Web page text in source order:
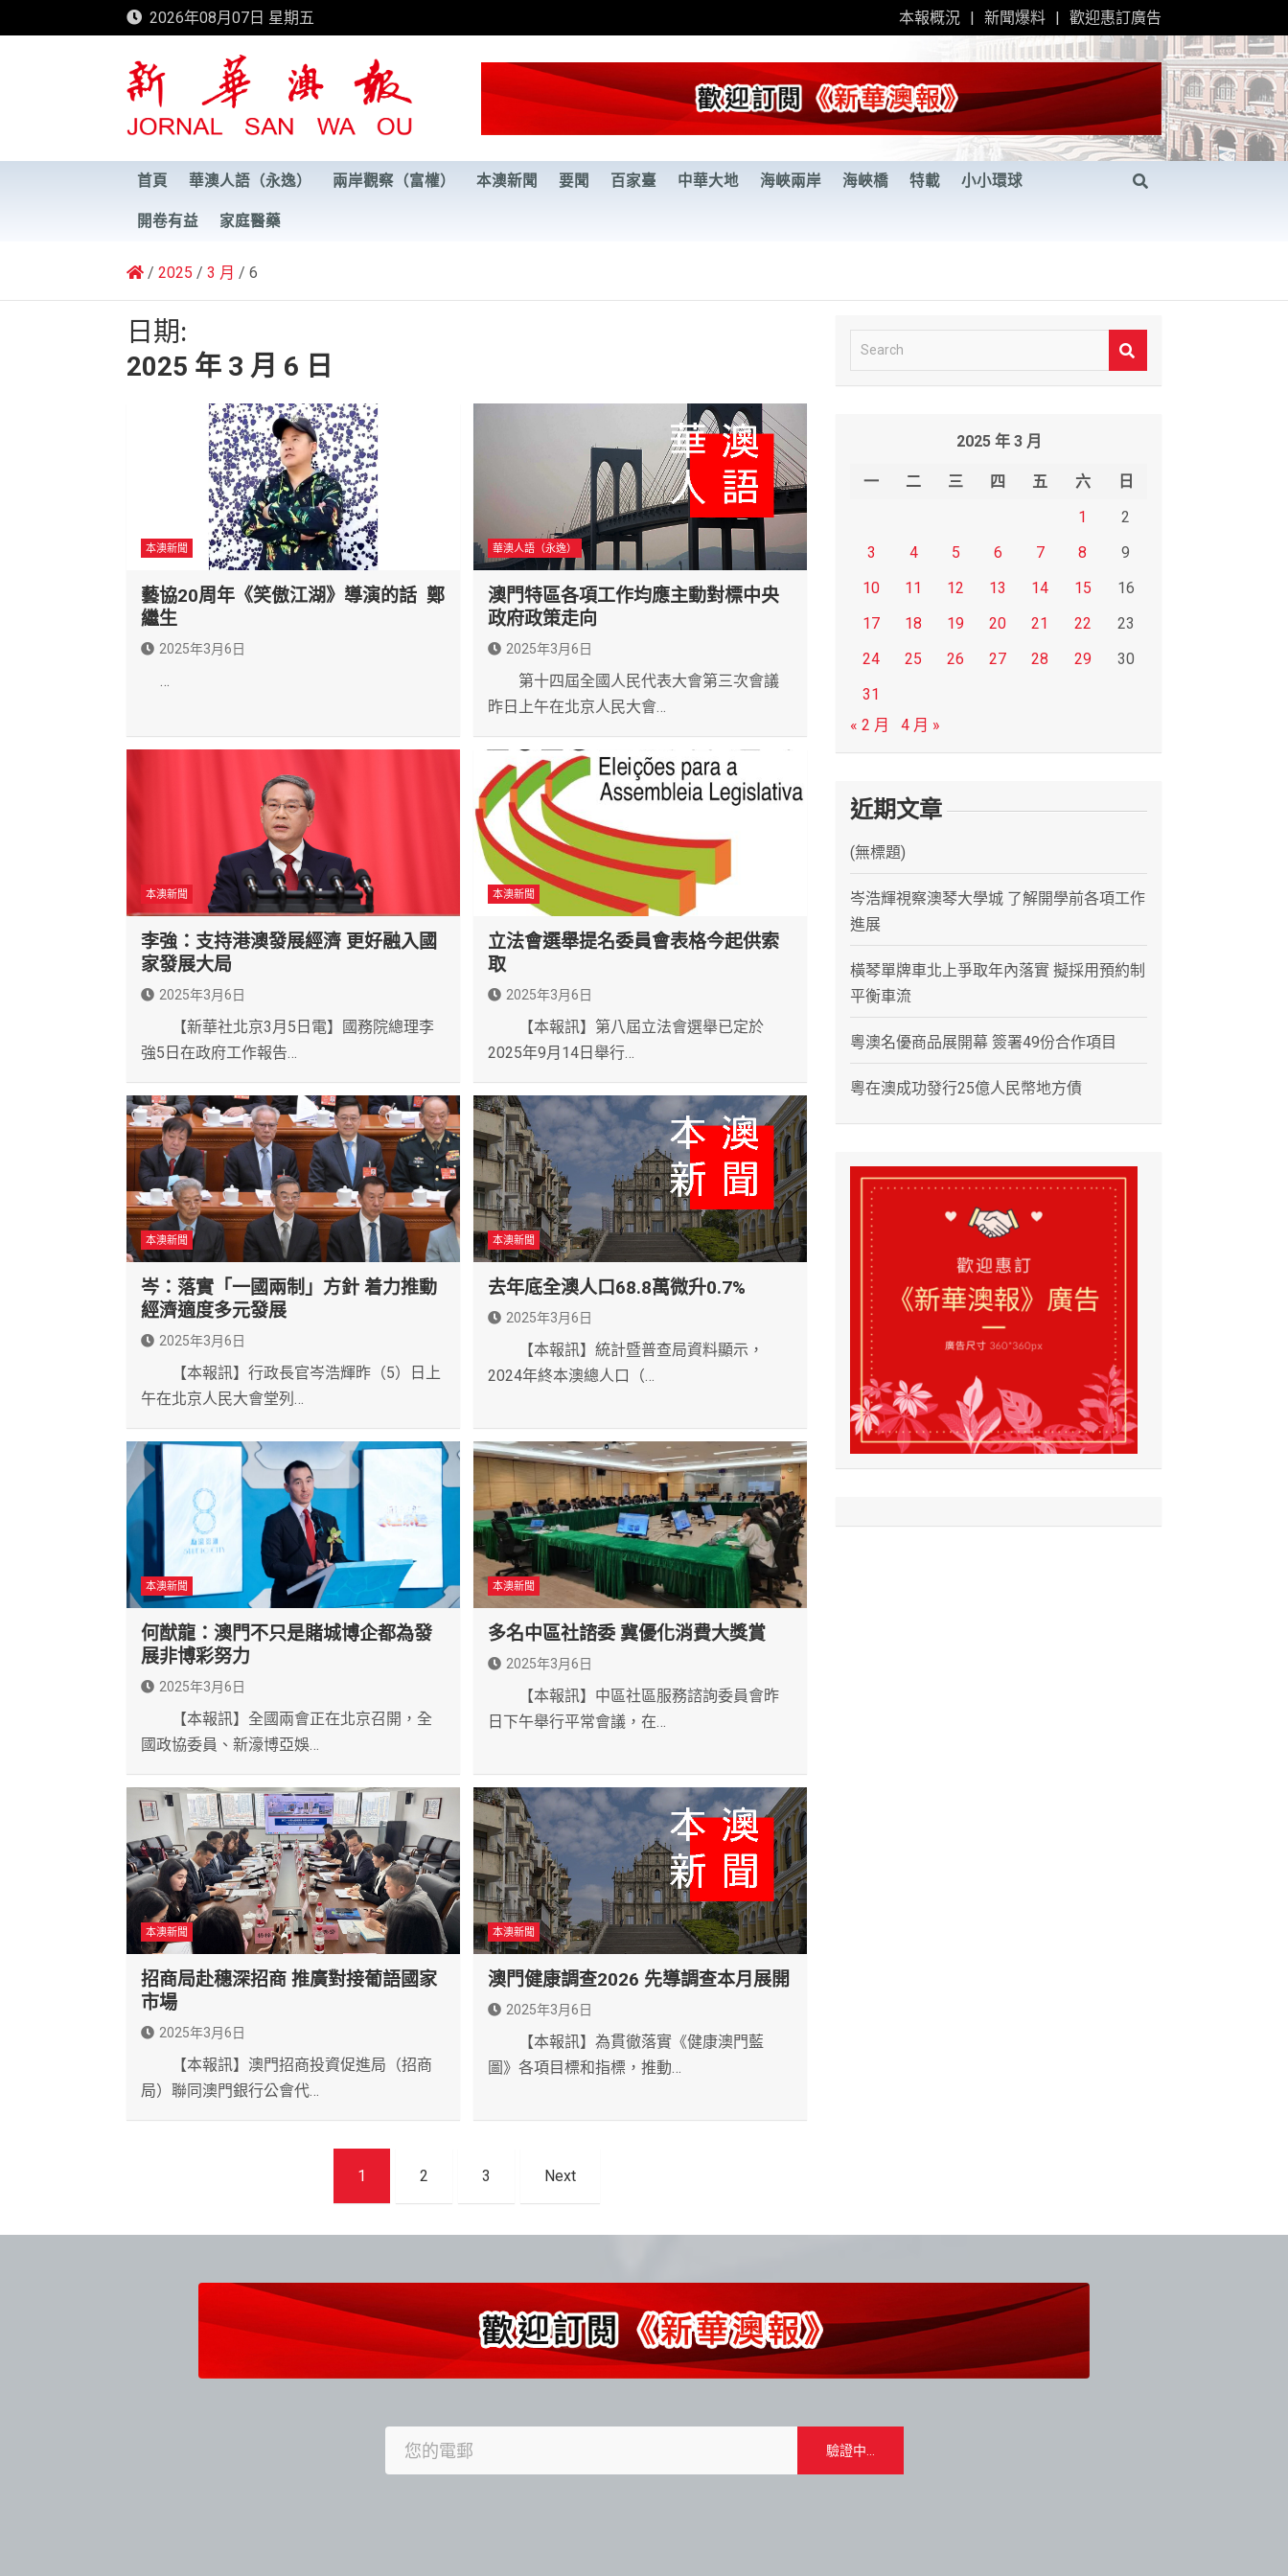
to
2026年08月07日 星期五 本報概況 新聞爆料 歡迎惠訂廣告
新華澳報
首頁 華澳人語（永逸） 兩岸觀察（富權） 本澳新聞 要聞 百家臺 中華大地 海峽兩岸 海峽橋 特載 小小環球
開卷有益 家庭醫藥
2025 3 月 6
日期:
2025 年 3 月 6 日
本澳新聞
藝協20周年《笑傲江湖》導演的話 鄭
繼生
2025年3月6日
…
華澳人語（永逸）
澳門特區各項工作均應主動對標中央
政府政策走向
2025年3月6日
第十四屆全國人民代表大會第三次會議
昨日上午在北京人民大會…
本澳新聞
李強：支持港澳發展經濟 更好融入國
家發展大局
2025年3月6日
【新華社北京3月5日電】國務院總理李
強5日在政府工作報告…
本澳新聞
立法會選舉提名委員會表格今起供索
取
2025年3月6日
【本報訊】第八屆立法會選舉已定於
2025年9月14日舉行…
本澳新聞
岑：落實「一國兩制」方針 着力推動
經濟適度多元發展
2025年3月6日
【本報訊】行政長官岑浩輝昨（5）日上
午在北京人民大會堂列…
本澳新聞
去年底全澳人口68.8萬微升0.7%
2025年3月6日
【本報訊】統計暨普查局資料顯示，
2024年終本澳總人口（…
本澳新聞
何猷龍：澳門不只是賭城博企都為發
展非博彩努力
2025年3月6日
【本報訊】全國兩會正在北京召開，全
國政協委員、新濠博亞娛…
本澳新聞
多名中區社諮委 冀優化消費大獎賞
2025年3月6日
【本報訊】中區社區服務諮詢委員會昨
日下午舉行平常會議，在…
本澳新聞
招商局赴穗深招商 推廣對接葡語國家
市場
2025年3月6日
【本報訊】澳門招商投資促進局（招商
局）聯同澳門銀行公會代…
本澳新聞
澳門健康調查2026 先導調查本月展開
2025年3月6日
【本報訊】為貫徹落實《健康澳門藍
圖》各項目標和指標，推動…
導
1 2 3 Next
e
2025 年 3 月
一 二 三 四 五 六
日
1
2
3
4 5 6 7 8
9
10
11 12 13 14 15
16
17
18 19 20 21 22
23
24
25 26 27 28 29
30
31
« 2 月
4 月 »
近期文章
(無標題)
岑浩輝視察澳琴大學城 了解開學前各項工作
進展
橫琴單牌車北上爭取年內落實 擬採用預約制
平衡車流
粵澳名優商品展開幕 簽署49份合作項目
粵在澳成功發行25億人民幣地方債